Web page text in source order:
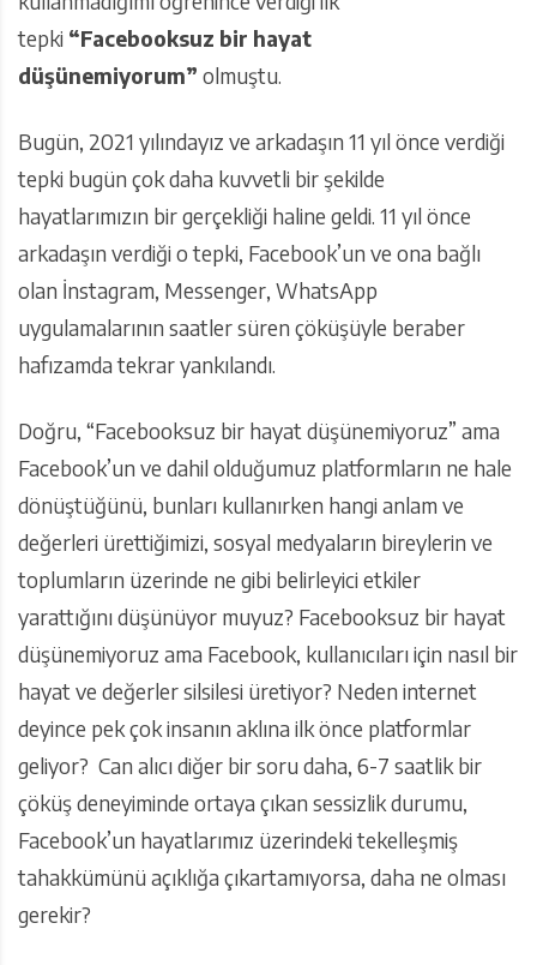
tepki “Facebooksuz bir hayat
düşünemiyorum” olmuştu.
Bugün, 2021 yılındayız ve arkadaşın 11 yıl önce verdiği
tepki bugün çok daha kuvvetli bir şekilde
hayatlarımızın bir gerçekliği haline geldi. 11 yıl önce
arkadaşın verdiği o tepki, Facebook’un ve ona bağlı
olan İnstagram, Messenger, WhatsApp
uygulamalarının saatler süren çöküşüyle beraber
hafızamda tekrar yankılandı.
Doğru, “Facebooksuz bir hayat düşünemiyoruz” ama
Facebook’un ve dahil olduğumuz platformların ne hale
dönüştüğünü, bunları kullanırken hangi anlam ve
değerleri ürettiğimizi, sosyal medyaların bireylerin ve
toplumların üzerinde ne gibi belirleyici etkiler
yarattığını düşünüyor muyuz? Facebooksuz bir hayat
düşünemiyoruz ama Facebook, kullanıcıları için nasıl bir
hayat ve değerler silsilesi üretiyor? Neden internet
deyince pek çok insanın aklına ilk önce platformlar
geliyor? Can alıcı diğer bir soru daha, 6-7 saatlik bir
çöküş deneyiminde ortaya çıkan sessizlik durumu,
Facebook’un hayatlarımız üzerindeki tekelleşmiş
tahakkümünü açıklığa çıkartamıyorsa, daha ne olması
gerekir?